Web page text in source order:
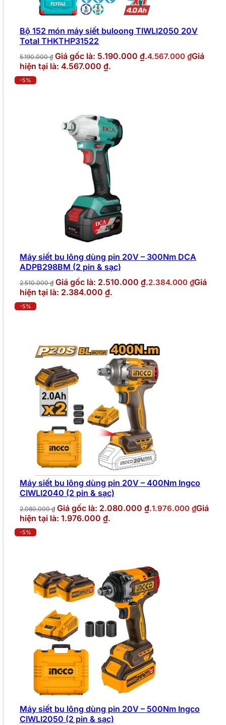
Bộ 152 món máy siết buloong TIWLI2050 20V
Total THKTHP31522
5.190.000₫ Giá gốc là: 5.190.000 ₫.4.567.000 ₫Giá
hiện tại là: 4.567.000 ₫.
-5%
Máy siết bu lông dùng pin 20V – 300Nm DCA
ADPB298BM (2 pin & sạc)
2.510.000₫ Giá gốc là: 2.510.000 ₫.2.384.000 ₫Giá
hiện tại là: 2.384.000 ₫.
-5%
Máy siết bu lông dùng pin 20V – 400Nm Ingco
CIWLI2040 (2 pin & sạc)
2.080.000₫ Giá gốc là: 2.080.000 ₫.1.976.000 ₫Giá
hiện tại là: 1.976.000 ₫.
-5%
Máy siết bu lông dùng pin 20V – 500Nm Ingco
CIWLI2050 (2 pin & sạc)